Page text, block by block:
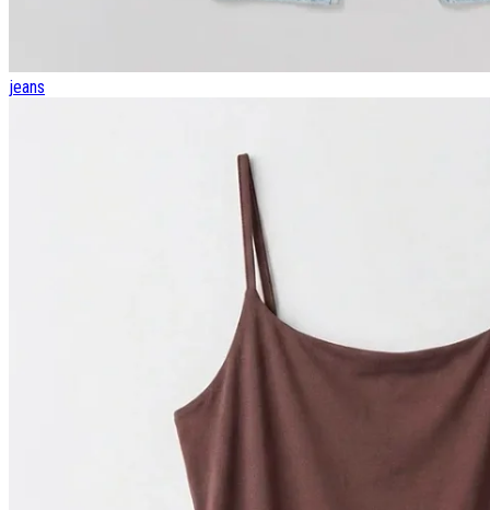
jeans